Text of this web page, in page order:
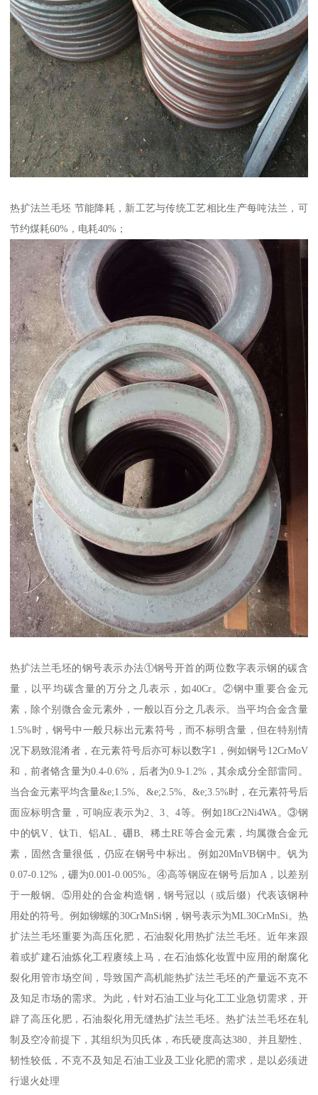
热扩法兰毛坯 节能降耗，新工艺与传统工艺相比生产每吨法兰，可
节约煤耗60%，电耗40%；
热扩法兰毛坯的钢号表示办法①钢号开首的两位数字表示钢的碳含
量，以平均碳含量的万分之几表示，如40Cr。②钢中重要合金元
素，除个别微合金元素外，一般以百分之几表示。当平均合金含量
1.5%时，钢号中一般只标出元素符号，而不标明含量，但在特别情
况下易致混淆者，在元素符号后亦可标以数字1，例如钢号12CrMoV
和，前者铬含量为0.4-0.6%，后者为0.9-1.2%，其余成分全部雷同。
当合金元素平均含量&e;1.5%、&e;2.5%、&e;3.5%时，在元素符号后
面应标明含量，可响应表示为2、3、4等。例如18Cr2Ni4WA。③钢
中的钒V、钛Ti、铝AL、硼B、稀土RE等合金元素，均属微合金元
素，固然含量很低，仍应在钢号中标出。例如20MnVB钢中。钒为
0.07-0.12%，硼为0.001-0.005%。④高等钢应在钢号后加A，以差别
于一般钢。⑤用处的合金构造钢，钢号冠以（或后缀）代表该钢种
用处的符号。例如铆螺的30CrMnSi钢，钢号表示为ML30CrMnSi。热
扩法兰毛坯重要为高压化肥，石油裂化用热扩法兰毛坯。近年来跟
着或扩建石油炼化工程赓续上马，在石油炼化妆置中应用的耐腐化
裂化用管市场空间，导致国产高机能热扩法兰毛坯的产量远不克不
及知足市场的需求。为此，针对石油工业与化工工业急切需求，开
辟了高压化肥，石油裂化用无缝热扩法兰毛坯。热扩法兰毛坯在轧
制及空冷前提下，其组织为贝氏体，布氏硬度高达380、并且塑性、
韧性较低，不克不及知足石油工业及工业化肥的需求，是以必须进
行退火处理